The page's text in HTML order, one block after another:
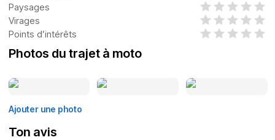
Paysages
Virages
Points d’intérêts
Photos du trajet à moto
Ajouter une photo
Ton avis